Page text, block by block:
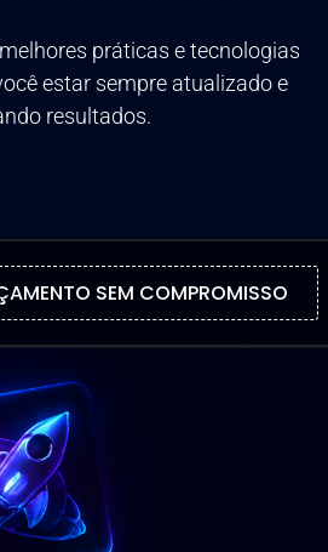
práticas e tecnologias
estar sempre atualizado e
resultados.
SEM COMPROMISSO